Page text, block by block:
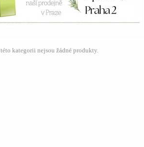
kategorii nejsou žádné produkty.